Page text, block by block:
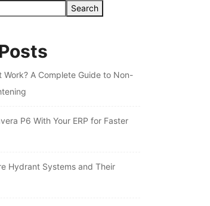
Search
Work? A Complete Guide to Non-
P6 With Your ERP for Faster
Hydrant Systems and Their